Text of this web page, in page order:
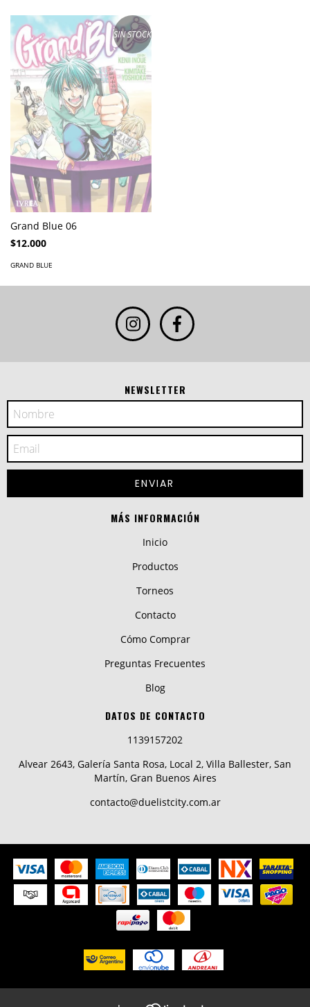
SIN STOCK
Grand Blue 06
$12.000
GRAND BLUE
NEWSLETTER
MÁS INFORMACIÓN
Inicio
Productos
Torneos
Contacto
Cómo Comprar
Preguntas Frecuentes
Blog
DATOS DE CONTACTO
1139157202
Alvear 2643, Galería Santa Rosa, Local 2, Villa Ballester, San
Martín, Gran Buenos Aires
contacto@duelistcity.com.ar